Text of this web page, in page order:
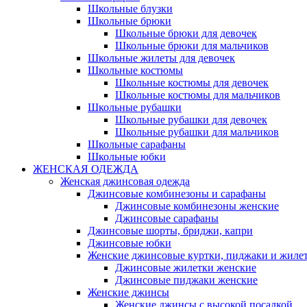
Школьные блузки
Школьные брюки
Школьные брюки для девочек
Школьные брюки для мальчиков
Школьные жилеты для девочек
Школьные костюмы
Школьные костюмы для девочек
Школьные костюмы для мальчиков
Школьные рубашки
Школьные рубашки для девочек
Школьные рубашки для мальчиков
Школьные сарафаны
Школьные юбки
ЖЕНСКАЯ ОДЕЖДА
Женская джинсовая одежда
Джинсовые комбинезоны и сарафаны
Джинсовые комбинезоны женские
Джинсовые сарафаны
Джинсовые шорты, бриджи, капри
Джинсовые юбки
Женские джинсовые куртки, пиджаки и
Джинсовые жилетки женские
Джинсовые пиджаки женские
Женские джинсы
Женские джинсы с высокой посадкой